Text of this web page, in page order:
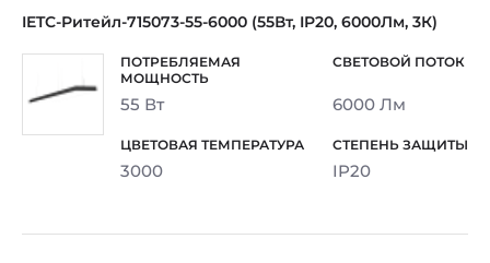
IETC-Ритейл-715073-55-6000 (55Вт, IP20, 6000Лм, 3К)
55 Вт 6000 Лм
3000 IP20